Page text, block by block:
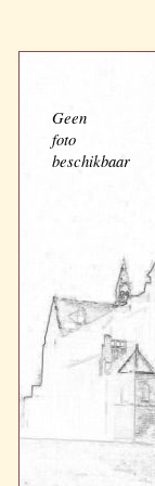
Geen
foto
beschikbaar